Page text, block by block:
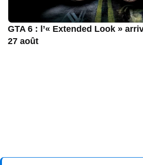
GTA 6 : l’« Extended Look »
27 août